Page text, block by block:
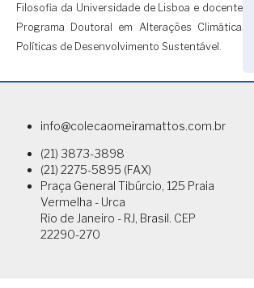
Filosofia da Universidade de Lisboa e docente do
Programa Doutoral em Alterações Climáticas e
Políticas de Desenvolvimento Sustentável.
info@colecaomeiramattos.com.br
(21) 3873-3898
(21) 2275-5895 (FAX)
Praça General Tibúrcio, 125 Praia
Vermelha - Urca
Rio de Janeiro - RJ, Brasil. CEP
22290-270